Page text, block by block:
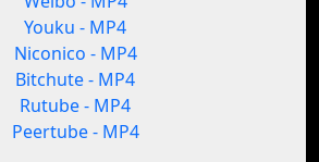
Youku - MP4
Niconico - MP4
Bitchute - MP4
Rutube - MP4
Peertube - MP4